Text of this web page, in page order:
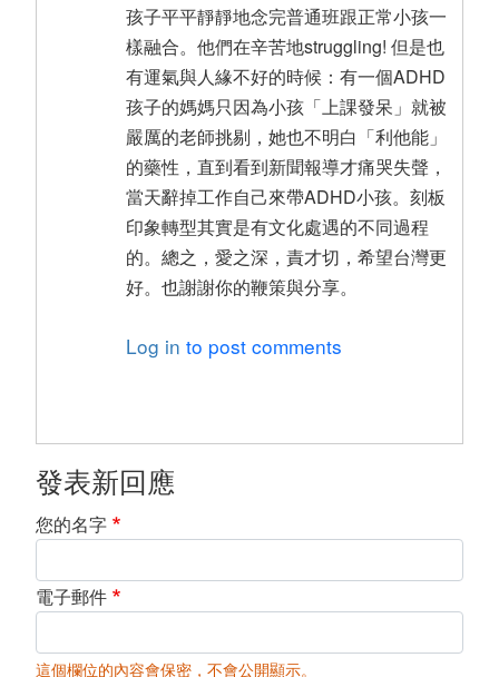
孩子平平靜靜地念完普通班跟正常小孩一
樣融合。他們在辛苦地struggling! 但是也
有運氣與人緣不好的時候：有一個ADHD
孩子的媽媽只因為小孩「上課發呆」就被
嚴厲的老師挑剔，她也不明白「利他能」
的藥性，直到看到新聞報導才痛哭失聲，
當天辭掉工作自己來帶ADHD小孩。刻板
印象轉型其實是有文化處遇的不同過程
的。總之，愛之深，責才切，希望台灣更
好。也謝謝你的鞭策與分享。
Log in to post comments
發表新回應
您的名字
電子郵件
這個欄位的內容會保密，不會公開顯示。